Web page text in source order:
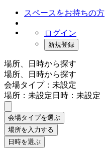
スペースをお持ちの方
ログイン
新規登録
場所、日時から探す
場所、日時から探す
会場タイプ：未設定
場所：未設定日時：未設定
会場タイプを選ぶ
場所を入力する
日時を選ぶ